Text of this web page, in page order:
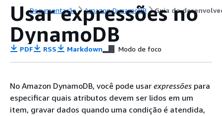
Documentação Amazon DynamoDB Guia do
Usar expressões no
DynamoDB
PDF RSS Markdown Modo de foco
No Amazon DynamoDB, você pode usar expressões para
especificar quais atributos devem ser lidos em um
item, gravar dados quando uma condição é atendida,